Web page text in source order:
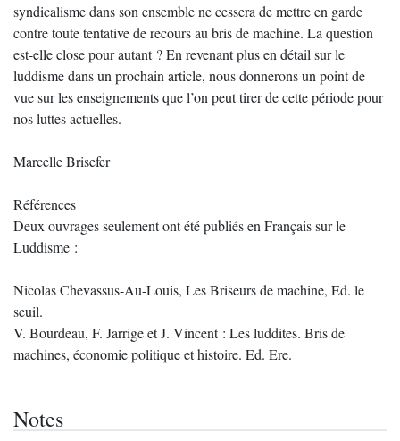
syndicalisme dans son ensemble ne cessera de mettre en garde
contre toute tentative de recours au bris de machine. La question
est-elle close pour autant ? En revenant plus en détail sur le
luddisme dans un prochain article, nous donnerons un point de
vue sur les enseignements que l’on peut tirer de cette période pour
nos luttes actuelles.
Marcelle Brisefer
Références
Deux ouvrages seulement ont été publiés en Français sur le
Luddisme :
Nicolas Chevassus-Au-Louis, Les Briseurs de machine, Ed. le
seuil.
V. Bourdeau, F. Jarrige et J. Vincent : Les luddites. Bris de
machines, économie politique et histoire. Ed. Ere.
Notes